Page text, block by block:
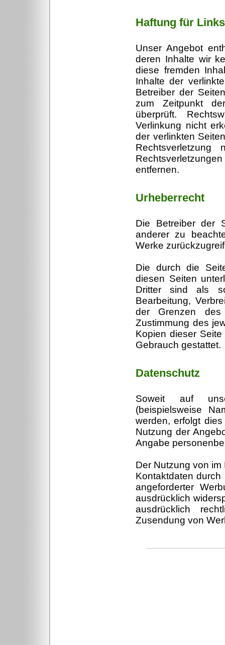
Haftung für Links
Unser Angebot
deren Inhalte wir
diese fremden
Inhalte der
Betreiber der
zum Zeitpunkt
überprüft.
Verlinkung nicht
der verlinkten
entfernen.
Urheberrecht
Die Betreiber der
anderer zu
Werke
Die durch die
diesen Seiten
Dritter sind als
Bearbeitung,
der Grenzen des
Zustimmung des
Kopien dieser
Gebrauch gestattet.
Datenschutz
Soweit auf
(beispielsweise
werden, erfolgt
Nutzung der
Angabe
Der Nutzung von
Kontaktdaten
angeforderter
ausdrücklich
ausdrücklich
Zusendung von